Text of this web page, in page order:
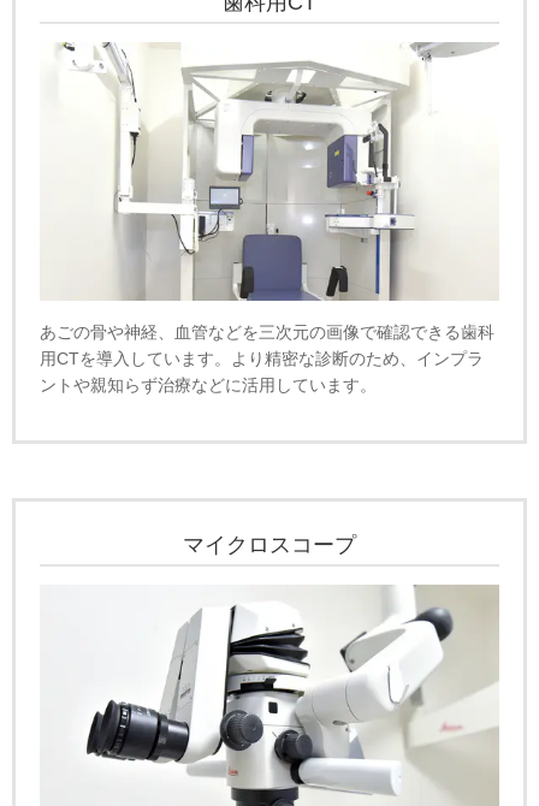
あごの骨や神経、血管などを三次元の画像で確認できる歯科
用CTを導入しています。より精密な診断のため、インプラ
ントや親知らず治療などに活用しています。
マイクロスコープ